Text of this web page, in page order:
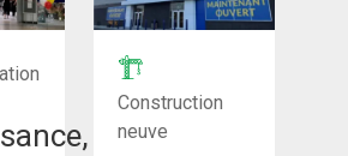
Construction
neuve